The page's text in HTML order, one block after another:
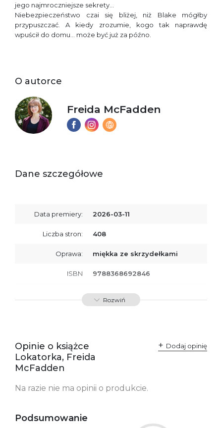
jego najmroczniejsze sekrety…
Niebezpieczeństwo czai się bliżej, niż Blake mógłby
przypuszczać. A kiedy zrozumie, kogo tak naprawdę
wpuścił do domu… może być już za późno.
O autorce
Freida McFadden
Dane szczegółowe
Data premiery: 2026-03-11
Liczba stron: 408
Oprawa: miękka ze skrzydełkami
ISBN 9788368692846
K801095
Rozwiń
Opinie o książce
Lokatorka, Freida
McFadden
Dodaj opinię
Na razie nie ma opinii o produkcie.
Podsumowanie